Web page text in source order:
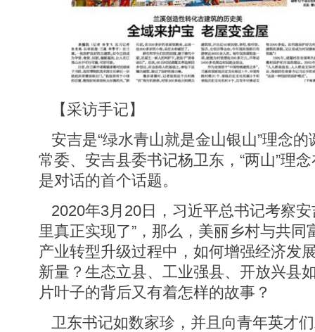
【采访手记】
安吉是“绿水青山就是金山银山”理念
常委、安吉县委书记杨卫东，“两山”理
是对话的首个话题。
2020年3月20日，习近平总书记考察
里真正实现了”，那么，美丽乡村与共
产业转型升级过程中，如何增强经济发
新量？生态立县、工业强县、开放兴县
片叶子的背后又有着怎样的故事？
卫东书记如数家珍，并且向青年英才